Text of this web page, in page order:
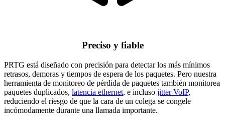
Preciso y fiable
PRTG está diseñado con precisión para detectar los más mínimos
retrasos, demoras y tiempos de espera de los paquetes. Pero nuestra
herramienta de monitoreo de pérdida de paquetes también monitorea
paquetes duplicados, latencia ethernet, e incluso jitter VoIP,
reduciendo el riesgo de que la cara de un colega se congele
incómodamente durante una llamada importante.